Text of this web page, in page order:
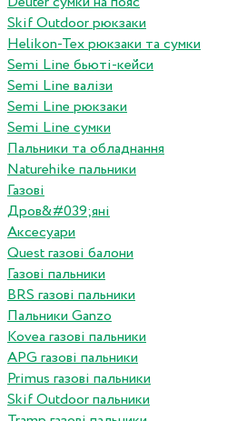
Skif Outdoor рюкзаки
Helikon-Tex рюкзаки та сумки
Semi Line бьюті-кейси
Semi Line валізи
Semi Line рюкзаки
Semi Line сумки
Пальники та обладнання
Naturehike пальники
Газові
Дров&#039;яні
Аксесуари
Quest газові балони
Газові пальники
BRS газові пальники
Пальники Ganzo
Kovea газові пальники
APG газові пальники
Primus газові пальники
Skif Outdoor пальники